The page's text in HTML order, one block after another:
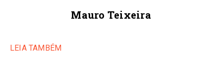
Mauro Teixeira
LEIA TAMBÉM